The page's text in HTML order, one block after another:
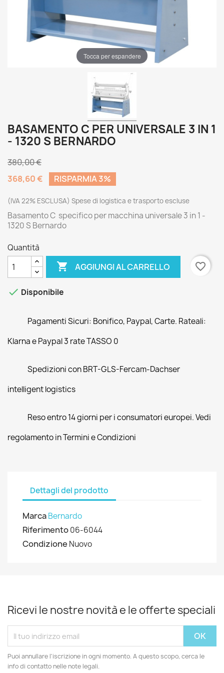
Tocca per espandere
BASAMENTO C PER UNIVERSALE 3 IN 1
- 1320 S BERNARDO
380,00 €
368,60 €
RISPARMIA 3%
(IVA 22% ESCLUSA) Spese di logistica e trasporto escluse
Basamento C specifico per macchina universale 3 in 1 -
1320 S Bernardo
Quantità
 AGGIUNGI AL CARRELLO favorite_border
 Disponibile
Pagamenti Sicuri: Bonifico, Paypal, Carte. Rateali:
Klarna e Paypal 3 rate TASSO 0
Spedizioni con BRT-GLS-Fercam-Dachser
intelligent logistics
Reso entro 14 giorni per i consumatori europei. Vedi
regolamento in Termini e Condizioni
Dettagli del prodotto
MarcaBernardo
Riferimento06-6044
Condizione Nuovo
Ricevi le nostre novità e le offerte speciali
Puoi annullare l'iscrizione in ogni momento. A questo scopo, cerca le
info di contatto nelle note legali.